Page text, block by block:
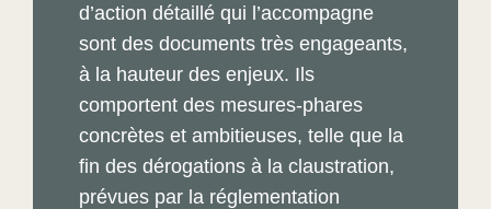
d’action détaillé qui l’accompagne
sont des documents très engageants,
à la hauteur des enjeux. Ils
comportent des mesures-phares
concrètes et ambitieuses, telle que la
fin des dérogations à la claustration,
prévues par la réglementation